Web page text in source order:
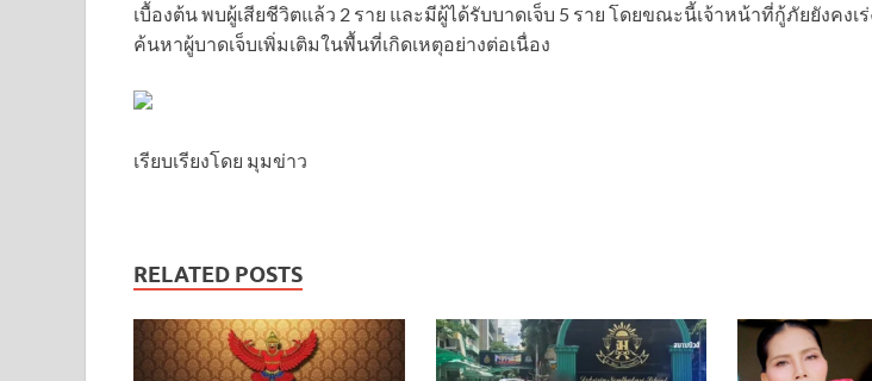
เบื้องต้น พบผู้เสียชีวิตแล้ว 2 ราย และมีผู้ได้รับบาดเจ็บ 5 ราย โดยขณะนี้เจ้าหน้าที่กู้ภัยยังคงเ
ค้นหาผู้บาดเจ็บเพิ่มเติมในพื้นที่เกิดเหตุอย่างต่อเนื่อง
เรียบเรียงโดย มุมข่าว
RELATED POSTS